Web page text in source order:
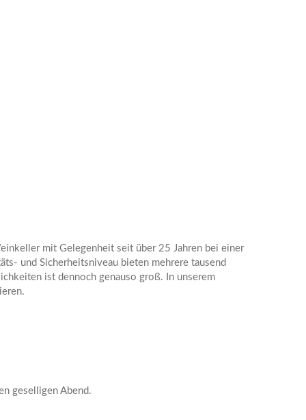
mit Gelegenheit seit über 25 Jahren bei einer
und Sicherheitsniveau bieten mehrere tausend
ist dennoch genauso groß. In unserem
geselligen Abend.